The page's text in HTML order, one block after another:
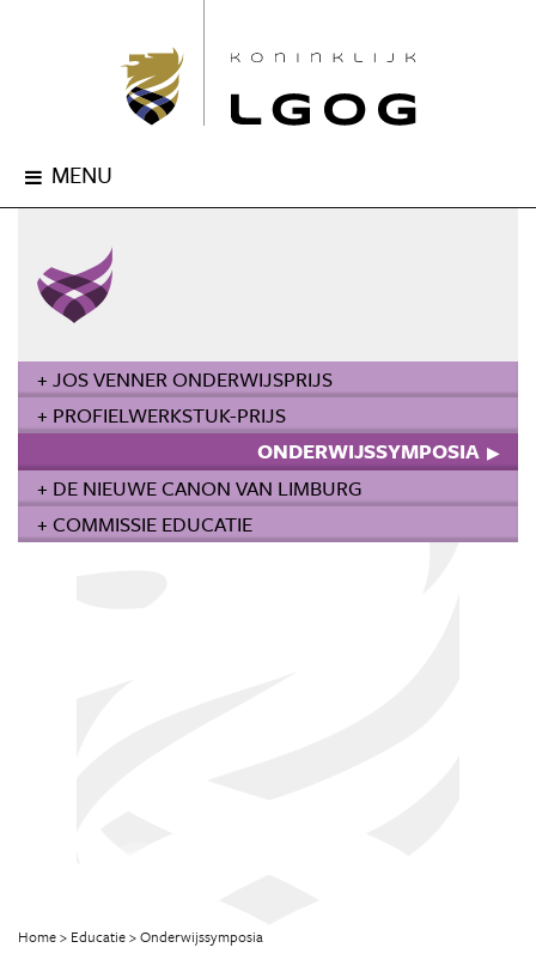
MENU
+ JOS VENNER ONDERWIJSPRIJS
+ PROFIELWERKSTUK-PRIJS
ONDERWIJSSYMPOSIA
+ DE NIEUWE CANON VAN LIMBURG
+ COMMISSIE EDUCATIE
Home Educatie Onderwijssymposia